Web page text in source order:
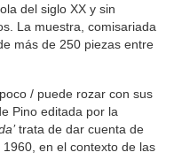
del siglo XX y sin
La muestra, comisariada
más de 250 piezas entre
/ puede rozar con sus
Pino editada por la
trata de dar cuenta de
en el contexto de las